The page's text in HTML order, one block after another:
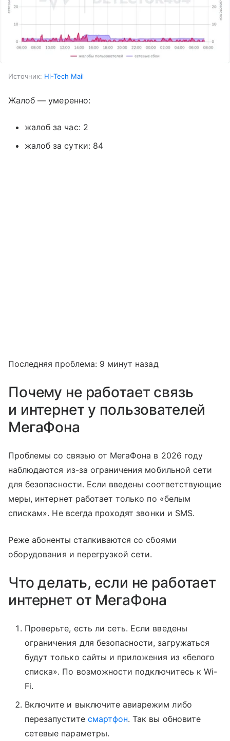
Источник: Hi-Tech Mail
Жалоб — умеренно:
жалоб за час: 2
жалоб за сутки: 84
Последняя проблема: 9 минут назад
Почему не работает связь
и интернет у пользователей
МегаФона
Проблемы со связью от МегаФона в 2026 году
наблюдаются из-за ограничения мобильной сети
для безопасности. Если введены соответствующие
меры, интернет работает только по «белым
спискам». Не всегда проходят звонки и SMS.
Реже абоненты сталкиваются со сбоями
оборудования и перегрузкой сети.
Что делать, если не работает
интернет от МегаФона
Проверьте, есть ли сеть. Если введены
ограничения для безопасности, загружаться
будут только сайты и приложения из «белого
списка». По возможности подключитесь к Wi-
Fi.
Включите и выключите авиарежим либо
перезапустите смартфон. Так вы обновите
сетевые параметры.